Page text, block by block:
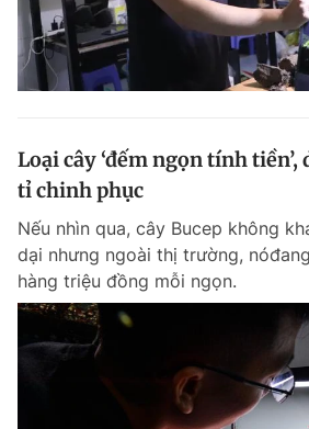
Loại cây ‘đếm ngọn tính
tỉ chinh phục
Nếu nhìn qua, cây Bucep không
dại nhưng ngoài thị trường,
hàng triệu đồng mỗi ngọn.